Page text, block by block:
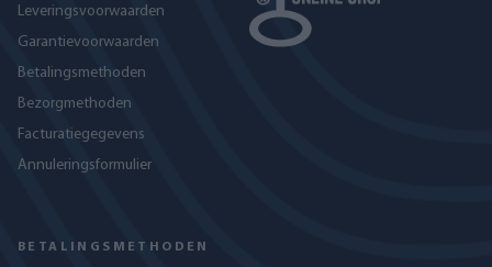
Leveringsvoorwaarden
Garantievoorwaarden
Betalingsmethoden
Bezorgmethoden
Facturatiegegevens
Annuleringsformulier
BETALINGSMETHODEN